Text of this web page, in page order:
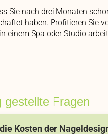
Sie nach drei Monaten
haben. Profitieren Sie
einem Spa oder Studio
gestellte Fragen
Kosten der